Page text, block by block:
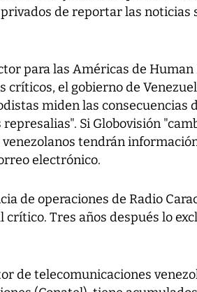
de reportar las noticias
para las Américas de Human
críticos, el gobierno de
miden las consecuencias
Si Globovisión
tendrán
electrónico.
de operaciones de Radio
crítico. Tres años después lo
de telecomunicaciones